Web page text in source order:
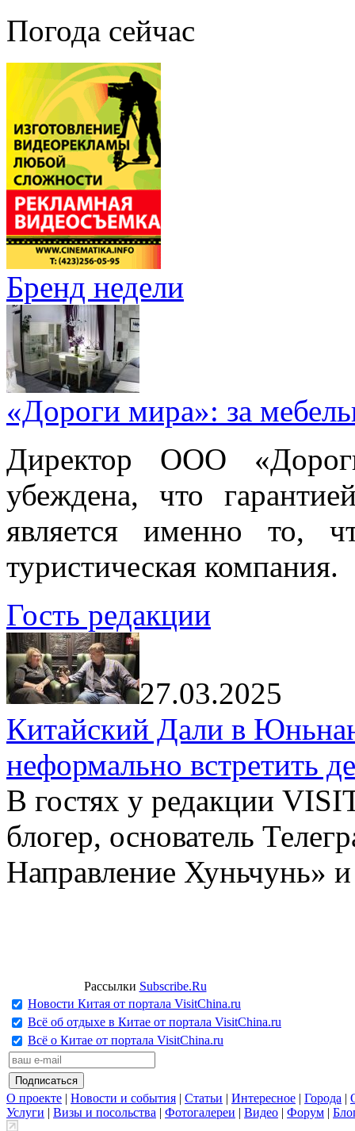
Погода сейчас
Бренд недели
«Дороги мира»: за
Директор ООО
убеждена, что
является именно то,
туристическая компания.
Гость редакции
27.03.2025
Китайский Дали в
неформально встретить
В гостях у редакции
блогер, основатель
Направление Хуньчунь»
Рассылки Subscribe.Ru
Новости Китая от портала VisitChina.ru
Всё об отдыхе в Китае от портала VisitChina.ru
Всё о Китае от портала VisitChina.ru
О проекте | Новости и события | Статьи | Интересное | Города |
Услуги | Визы и посольства | Фотогалереи | Видео | Форум |